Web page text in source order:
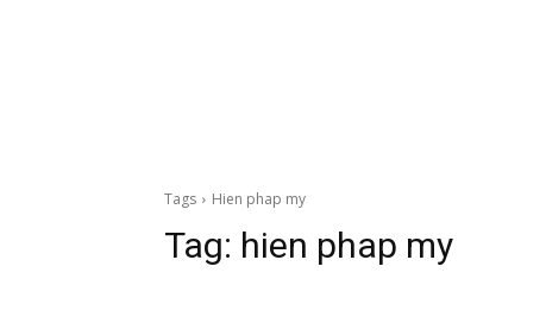
Tags Hien phap my
Tag: hien phap my